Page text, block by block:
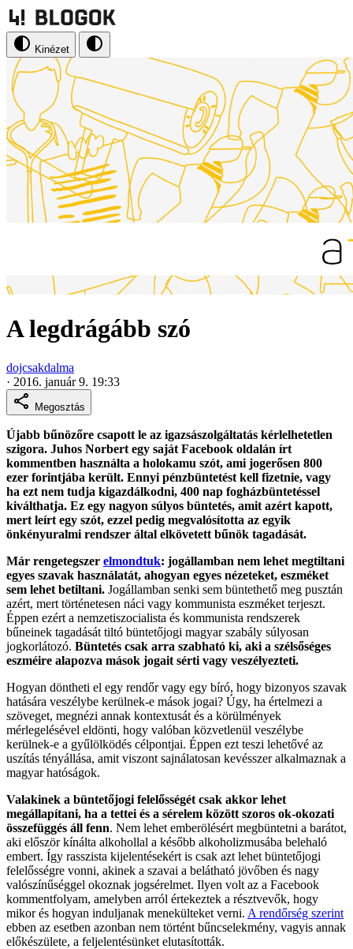
Kinézet
A legdrágább szó
dojcsakdalma
· 2016. január 9. 19:33
Megosztás
Újabb bűnözőre csapott le az igazsászolgáltatás kérlelhetetlen
szigora. Juhos Norbert egy saját Facebook oldalán írt
kommentben használta a holokamu szót, ami jogerősen 800
ezer forintjába került. Ennyi pénzbüntetést kell fizetnie, vagy
ha ezt nem tudja kigazdálkodni, 400 nap fogházbüntetéssel
kiválthatja. Ez egy nagyon súlyos büntetés, amit azért kapott,
mert leírt egy szót, ezzel pedig megvalósította az egyik
önkényuralmi rendszer által elkövetett bűnök tagadását.
Már rengetegszer elmondtuk: jogállamban nem lehet megtiltani
egyes szavak használatát, ahogyan egyes nézeteket, eszméket
sem lehet betiltani. Jogállamban senki sem büntethető meg pusztán
azért, mert történetesen náci vagy kommunista eszméket terjeszt.
Éppen ezért a nemzetiszocialista és kommunista rendszerek
bűneinek tagadását tiltó büntetőjogi magyar szabály súlyosan
jogkorlátozó. Büntetés csak arra szabható ki, aki a szélsőséges
eszméire alapozva mások jogait sérti vagy veszélyezteti.
Hogyan döntheti el egy rendőr vagy egy bíró, hogy bizonyos szavak
hatására veszélybe kerülnek-e mások jogai? Úgy, ha értelmezi a
szöveget, megnézi annak kontextusát és a körülmények
mérlegelésével eldönti, hogy valóban közvetlenül veszélybe
kerülnek-e a gyűlölködés célpontjai. Éppen ezt teszi lehetővé az
uszítás tényállása, amit viszont sajnálatosan kevésszer alkalmaznak a
magyar hatóságok.
Valakinek a büntetőjogi felelősségét csak akkor lehet
megállapítani, ha a tettei és a sérelem között szoros ok-okozati
összefüggés áll fenn. Nem lehet emberölésért megbüntetni a barátot,
aki először kínálta alkohollal a később alkoholizmusába belehaló
embert. Így rasszista kijelentésekért is csak azt lehet büntetőjogi
felelősségre vonni, akinek a szavai a belátható jövőben és nagy
valószínűséggel okoznak jogsérelmet. Ilyen volt az a Facebook
kommentfolyam, amelyben arról értekeztek a résztvevők, hogy
mikor és hogyan induljanak menekülteket verni. A rendőrség szerint
ebben az esetben azonban nem történt bűncselekmény, vagyis annak
előkészülete, a feljelentésünket elutasították.